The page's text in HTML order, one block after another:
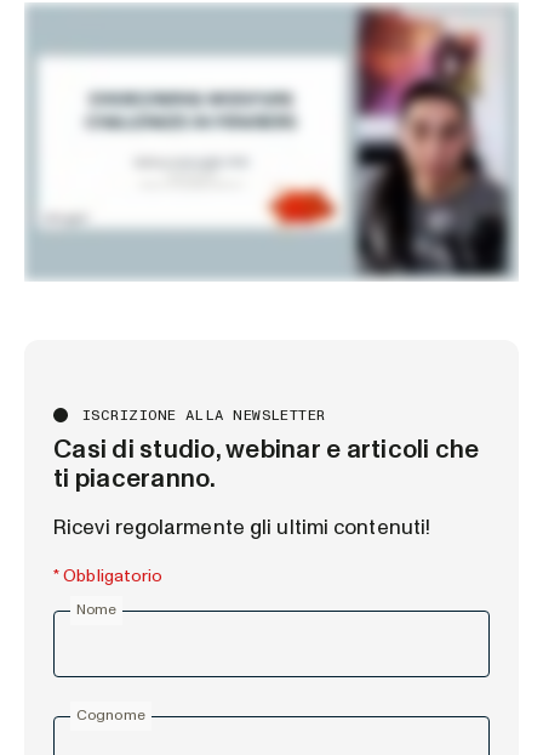
ISCRIZIONE ALLA NEWSLETTER
Casi di studio, webinar e articoli che
ti piaceranno.
Ricevi regolarmente gli ultimi contenuti!
* Obbligatorio
Nome
Cognome